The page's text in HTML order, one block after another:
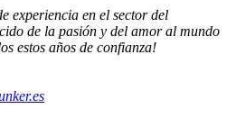
experiencia en el sector del
de la pasión y del amor al mundo
estos años de confianza!